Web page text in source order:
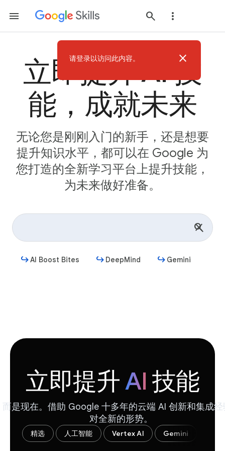
立即提升 AI 技
能，成就未来
无论您是刚刚入门的新手，还是想要
提升知识水平，都可以在 Google 为
您打造的全新学习平台上提升技能，
为未来做好准备。
AI Boost Bites DeepMind Gemini
立即提升AI 技能
是现在。借助 Google 十多年的云端 AI 创新和集成
对全新的形势。
精选 人工智能 Vertex AI Gemini
请登录以访问此内容。 close